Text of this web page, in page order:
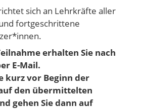
sich an Lehrkräfte aller
fortgeschrittene
erhalten Sie nach
E-Mail.
kurz vor Beginn der
den übermittelten
gehen Sie dann auf